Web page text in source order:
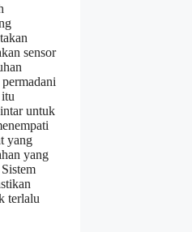
sensor
untuk
yang
yang
terlalu